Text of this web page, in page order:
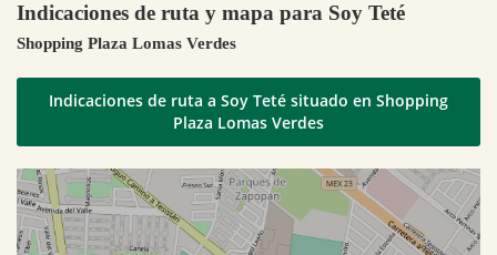
Indicaciones de ruta y mapa para Soy Teté
Shopping Plaza Lomas Verdes
Indicaciones de ruta a Soy Teté situado en Shopping
Plaza Lomas Verdes